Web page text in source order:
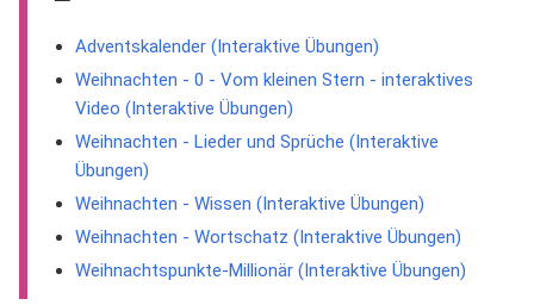
Adventskalender (Interaktive Übungen)
Weihnachten - 0 - Vom kleinen Stern - interaktives
Video (Interaktive Übungen)
Weihnachten - Lieder und Sprüche (Interaktive
Übungen)
Weihnachten - Wissen (Interaktive Übungen)
Weihnachten - Wortschatz (Interaktive Übungen)
Weihnachtspunkte-Millionär (Interaktive Übungen)